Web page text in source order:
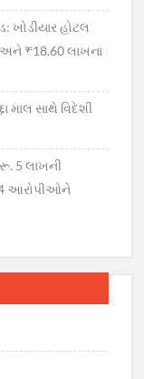
ખોડીયાર હોટલ
₹18.60 લાખના
માલ સાથે વિદેશી
5 લાખની
4 આરોપીઓને